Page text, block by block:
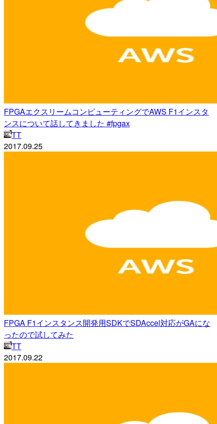
FPGAエクスリームコンピューティングでAWS F1インスタ
ンスについて話してきました #fpgax
TT
2017.09.25
FPGA F1インスタンス開発用SDKでSDAccel対応がGAにな
ったので試してみた
TT
2017.09.22